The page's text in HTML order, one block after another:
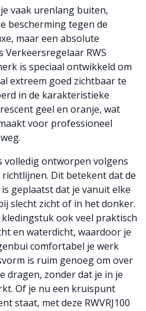
vaak urenlang buiten,
bescherming tegen de
maar een absolute
Verkeersregelaar RWS
is speciaal ontwikkeld om
extreem goed zichtbaar te
in de karakteristieke
geel en oranje, wat
voor professioneel
volledig ontworpen volgens
richtlijnen. Dit betekent dat de
geplaatst dat je vanuit elke
slecht zicht of in het donker.
ook veel praktisch
en waterdicht, waardoor je
comfortabel je werk
is ruim genoeg om over
dragen, zonder dat je in je
Of je nu een kruispunt
staat, met deze RWVRJ100